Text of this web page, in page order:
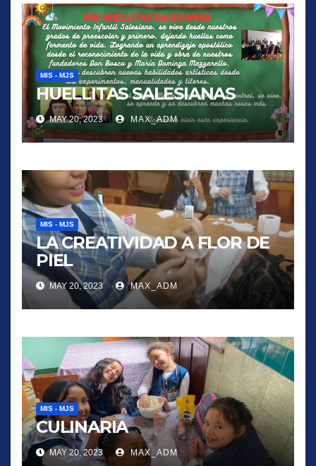
MIS - MJS
HUELLITAS SALESIANAS
MAY 20, 2023 MAX_ADM
MIS - MJS
LA CREATIVIDAD A FLOR DE
PIEL
MAY 20, 2023 MAX_ADM
MIS - MJS
CULINARIA
MAY 20, 2023 MAX_ADM